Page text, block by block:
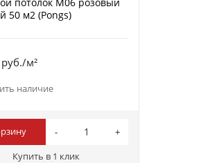
50 м2 (Pongs)
м²
наличие
Купить в 1 клик